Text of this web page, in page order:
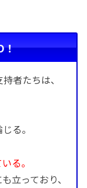
！
者たちは、
る。
る。
も立っており、